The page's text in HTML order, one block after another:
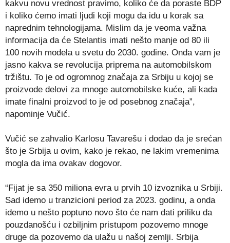
kakvu novu vrednost pravimo, koliko će da poraste BDP
i koliko ćemo imati ljudi koji mogu da idu u korak sa
naprednim tehnologijama. Mislim da je veoma važna
informacija da će Stelantis imati nešto manje od 80 ili
100 novih modela u svetu do 2030. godine. Onda vam je
jasno kakva se revolucija priprema na automobilskom
tržištu. To je od ogromnog značaja za Srbiju u kojoj se
proizvode delovi za mnoge automobilske kuće, ali kada
imate finalni proizvod to je od posebnog značaja”,
napominje Vučić.
Vučić se zahvalio Karlosu Tavarešu i dodao da je srećan
što je Srbija u ovim, kako je rekao, ne lakim vremenima
mogla da ima ovakav dogovor.
“Fijat je sa 350 miliona evra u prvih 10 izvoznika u Srbiji.
Sad idemo u tranzicioni period za 2023. godinu, a onda
idemo u nešto poptuno novo što će nam dati priliku da
pouzdanošću i ozbiljnim pristupom pozovemo mnoge
druge da pozovemo da ulažu u našoj zemlji. Srbija